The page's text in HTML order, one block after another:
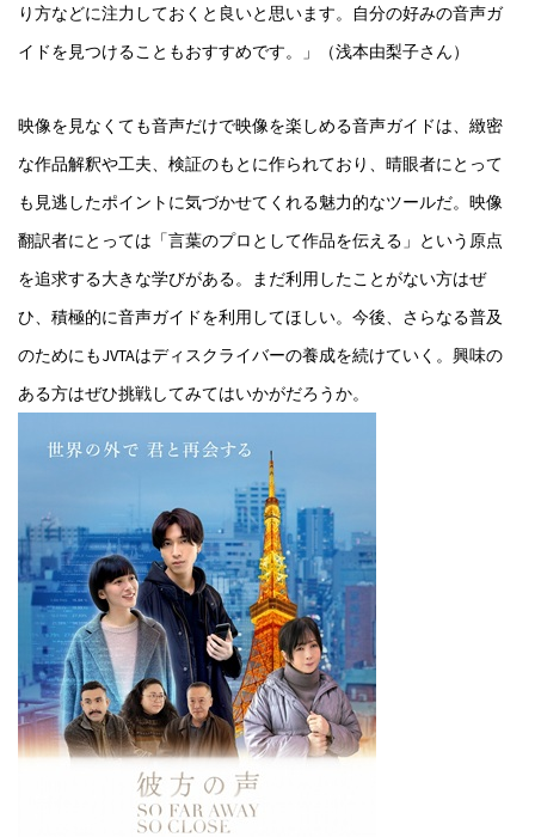
り方などに注力しておくと良いと思います。自分の好みの音声ガ
イドを見つけることもおすすめです。」（浅本由梨子さん）
映像を見なくても音声だけで映像を楽しめる音声ガイドは、緻密
な作品解釈や工夫、検証のもとに作られており、晴眼者にとって
も見逃したポイントに気づかせてくれる魅力的なツールだ。映像
翻訳者にとっては「言葉のプロとして作品を伝える」という原点
を追求する大きな学びがある。まだ利用したことがない方はぜ
ひ、積極的に音声ガイドを利用してほしい。今後、さらなる普及
のためにもJVTAはディスクライバーの養成を続けていく。興味の
ある方はぜひ挑戦してみてはいかがだろうか。